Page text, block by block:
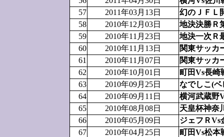
57
2011年03月13日
幻のＪＦＬ
58
2010年12月03日
地決決勝Ｒ
59
2010年11月23日
地決一次Ｒ
60
2010年11月13日
関東サッカ
61
2010年11月07日
関東サッカ
62
2010年10月01日
町田Vs長崎
63
2010年09月25日
なでしこ(
64
2010年09月11日
横河武蔵野
65
2010年08月08日
天皇杯神奈
66
2010年05月09日
ジェフＲVs
67
2010年04月25日
町田Vs松本